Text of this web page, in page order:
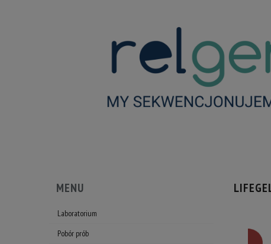
MENU
Laboratorium
Pobór prób